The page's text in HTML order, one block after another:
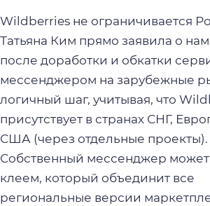
Wildberries не ограничивается
Татьяна Ким прямо заявила о
после доработки и обкатки
мессенджером на зарубежные
логичный шаг, учитывая, что
присутствует в странах СНГ,
США (через отдельные проекты).
Собственный мессенджер может
клеем, который объединит все
региональные версии